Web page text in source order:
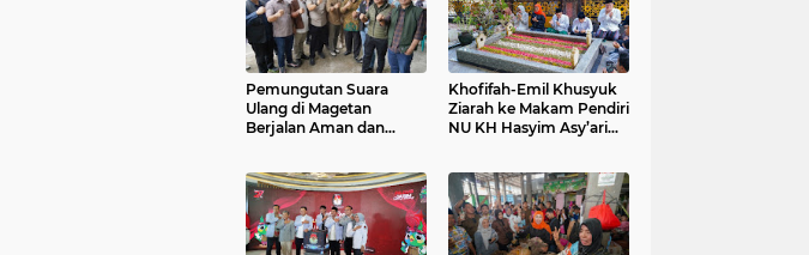
Pemungutan Suara
Ulang di Magetan
Berjalan Aman dan
Khofifah-Emil Khusyuk
Ziarah ke Makam Pendiri
NU KH Hasyim Asy’ari